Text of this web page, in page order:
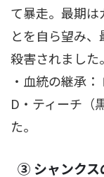
て暴走。最期は
とを自ら望み
殺害されました。
・血統の継承
D・ティーチ（
た。
③ シャンクス